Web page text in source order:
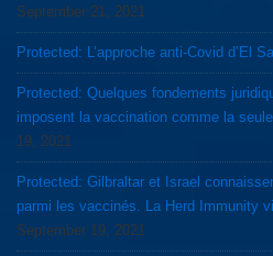
September 21, 2021
Protected: L’approche anti-Covid d’El
Protected: Quelques fondements
imposent la vaccination comme la
19, 2021
Protected: Gilbraltar et Israel
parmi les vaccinés. La Herd Immunity
September 19, 2021